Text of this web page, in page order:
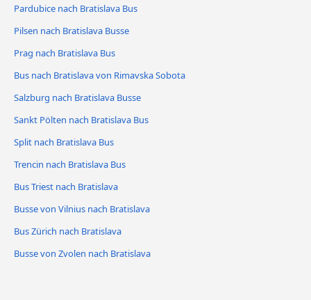
Pardubice nach Bratislava Bus
Pilsen nach Bratislava Busse
Prag nach Bratislava Bus
Bus nach Bratislava von Rimavska Sobota
Salzburg nach Bratislava Busse
Sankt Pölten nach Bratislava Bus
Split nach Bratislava Bus
Trencin nach Bratislava Bus
Bus Triest nach Bratislava
Busse von Vilnius nach Bratislava
Bus Zürich nach Bratislava
Busse von Zvolen nach Bratislava